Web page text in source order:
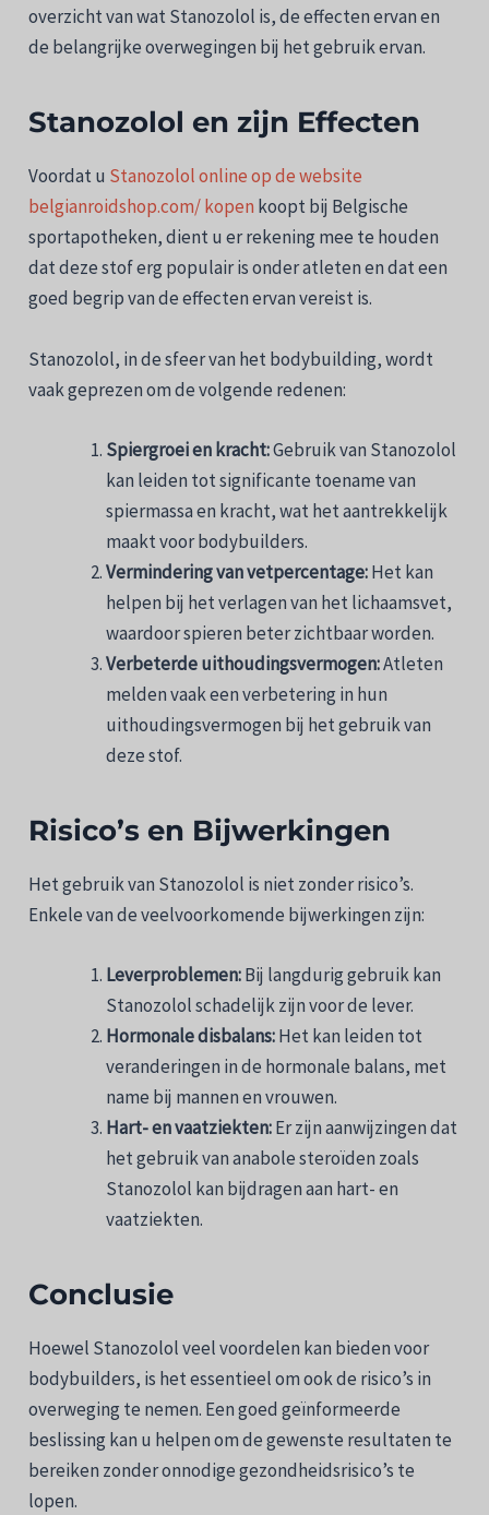
overzicht van wat Stanozolol is, de effecten ervan en
de belangrijke overwegingen bij het gebruik ervan.
Stanozolol en zijn Effecten
Voordat u Stanozolol online op de website
belgianroidshop.com/ kopen koopt bij Belgische
sportapotheken, dient u er rekening mee te houden
dat deze stof erg populair is onder atleten en dat een
goed begrip van de effecten ervan vereist is.
Stanozolol, in de sfeer van het bodybuilding, wordt
vaak geprezen om de volgende redenen:
Spiergroei en kracht:Gebruik van Stanozolol
kan leiden tot significante toename van
spiermassa en kracht, wat het aantrekkelijk
maakt voor bodybuilders.
Vermindering van vetpercentage:Het kan
helpen bij het verlagen van het lichaamsvet,
waardoor spieren beter zichtbaar worden.
Verbeterde uithoudingsvermogen:Atleten
melden vaak een verbetering in hun
uithoudingsvermogen bij het gebruik van
deze stof.
Risico’s en Bijwerkingen
Het gebruik van Stanozolol is niet zonder risico’s.
Enkele van de veelvoorkomende bijwerkingen zijn:
Leverproblemen:Bij langdurig gebruik kan
Stanozolol schadelijk zijn voor de lever.
Hormonale disbalans:Het kan leiden tot
veranderingen in de hormonale balans, met
name bij mannen en vrouwen.
Hart- en vaatziekten:Er zijn aanwijzingen dat
het gebruik van anabole steroïden zoals
Stanozolol kan bijdragen aan hart- en
vaatziekten.
Conclusie
Hoewel Stanozolol veel voordelen kan bieden voor
bodybuilders, is het essentieel om ook de risico’s in
overweging te nemen. Een goed geïnformeerde
beslissing kan u helpen om de gewenste resultaten te
bereiken zonder onnodige gezondheidsrisico’s te
lopen.